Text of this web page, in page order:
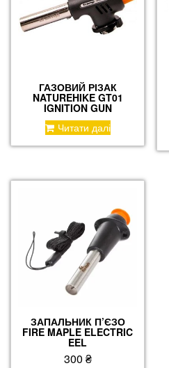
ГАЗОВИЙ РІЗАК
NATUREHIKE GT01
IGNITION GUN
Читати далі
ЗАПАЛЬНИК П’ЄЗО
FIRE MAPLE ELECTRIC
EEL
300 ₴